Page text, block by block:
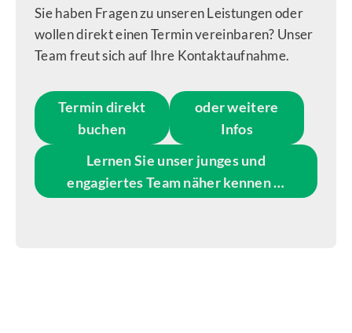
Sie haben Fragen zu unseren Leistungen oder
wollen direkt einen Termin vereinbaren? Unser
Team freut sich auf Ihre Kontaktaufnahme.
Termin direkt
buchen
oder weitere
Infos
Lernen Sie unser junges und
engagiertes Team näher kennen …